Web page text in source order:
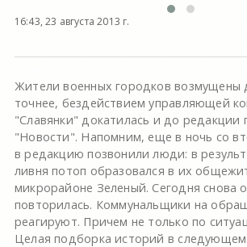
16:43, 23 августа 2013 г.
Жители военных городков возмущены
точнее, бездействием управляющей
"Славянки" докатилась и до редакции
"Новости". Напомним, еще в ночь со
в редакцию позвонили люди: в
ливня потоп образовался в их
микрорайоне Зеленый. Сегодня снова
повторилась. Коммунальщики на
реагируют. Причем не только по
Целая подборка историй в следующем